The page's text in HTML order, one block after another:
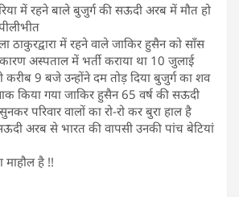
में रहने बाले बुजुर्ग की सऊदी अरब में मौत हो
ठाकुरद्वारा में रहने वाले जाकिर हुसैन को साँस
अस्पताल में भर्ती कराया था 10 जुलाई
करीब 9 बजे उन्होंने दम तोड़ दिया बुजुर्ग का शव
किया गया जाकिर हुसैन 65 वर्ष की सऊदी
परिवार वालों का रो-रो कर बुरा हाल है
अरब से भारत की वापसी उनकी पांच बेटियां
माहौल है !!